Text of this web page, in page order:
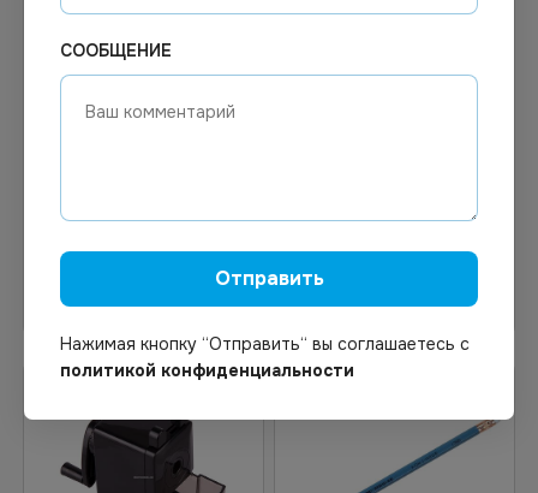
Цена по запросу
Под заказ
4.10₽
СООБЩЕНИЕ
Отправить
Нажимая кнопку “Отправить“ вы соглашаетесь с
политикой конфиденциальности